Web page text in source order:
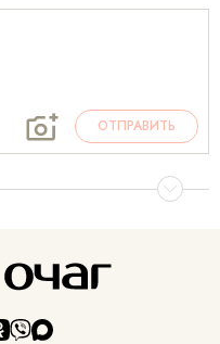
ОТПРАВИТЬ